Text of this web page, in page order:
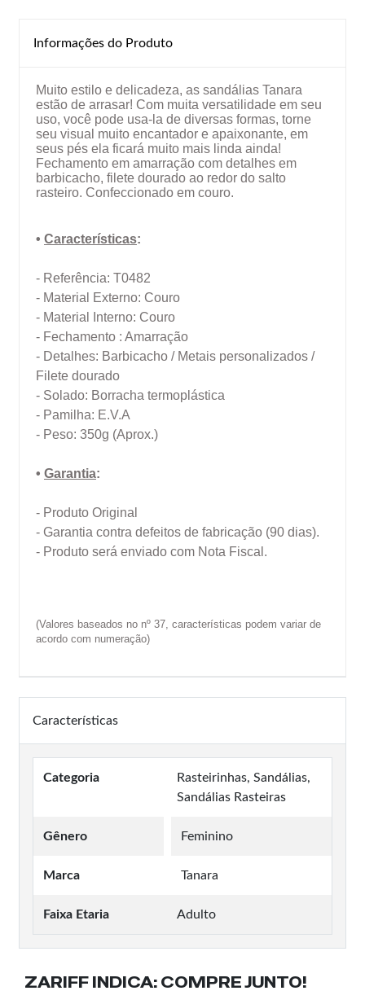
Informações do Produto
Muito estilo e delicadeza, as sandálias Tanara
estão de arrasar! Com muita versatilidade em seu
uso, você pode usa-la de diversas formas, torne
seu visual muito encantador e apaixonante, em
seus pés ela ficará muito mais linda ainda!
Fechamento em amarração com detalhes em
barbicacho, filete dourado ao redor do salto
rasteiro. Confeccionado em couro.
• Características:
- Referência: T0482
- Material Externo: Couro
- Material Interno: Couro
- Fechamento : Amarração
- Detalhes: Barbicacho / Metais personalizados /
Filete dourado
- Solado: Borracha termoplástica
- Pamilha: E.V.A
- Peso: 350g (Aprox.)
• Garantia:
- Produto Original
- Garantia contra defeitos de fabricação (90 dias).
- Produto será enviado com Nota Fiscal.
(Valores baseados no nº 37, características podem variar de
acordo com numeração)
Características
Categoria
Rasteirinhas, Sandálias,
Sandálias Rasteiras
Gênero Feminino
Marca Tanara
Faixa Etaria Adulto
ZARIFF INDICA: COMPRE JUNTO!